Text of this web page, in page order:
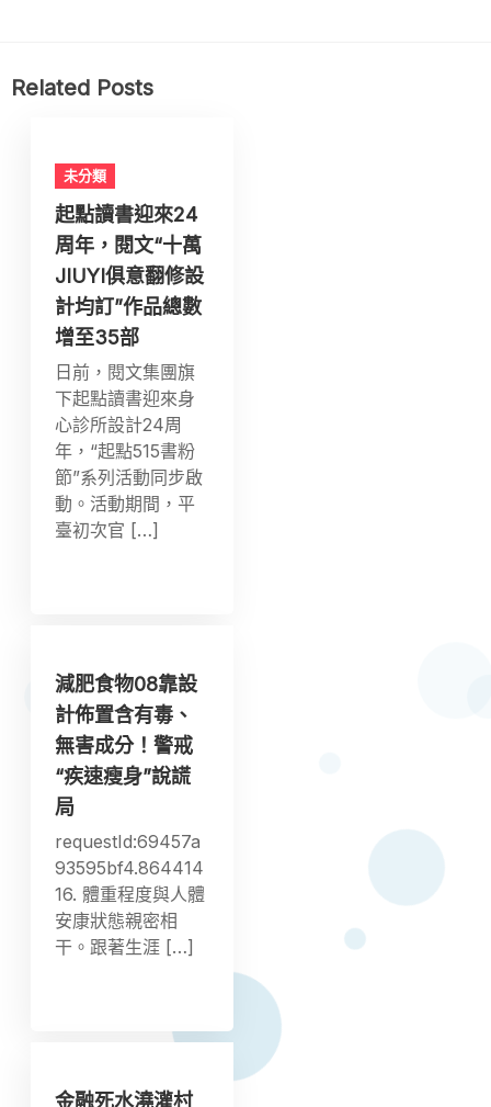
Related Posts
未分類
起點讀書迎來24
周年，閱文“十萬
JIUYI俱意翻修設
計均訂”作品總數
增至35部
日前，閱文集團旗
下起點讀書迎來身
心診所設計24周
年，“起點515書粉
節”系列活動同步啟
動。活動期間，平
臺初次官 […]
減肥食物08靠設
計佈置含有毒、
無害成分！警戒
“疾速瘦身”說謊
局
requestId:69457a
93595bf4.864414
16. 體重程度與人體
安康狀態親密相
干。跟著生涯 […]
金融死水澆灌村